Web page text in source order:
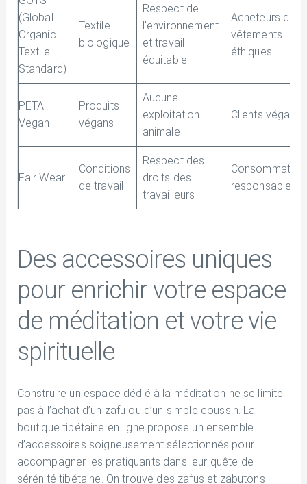
(Global
Organic
Textile
Standard)
Textile
biologique
Respect de
l’environnement
et travail
équitable
Acheteurs de
vêtements
éthiques
PETA
Vegan
Produits
végans
Aucune
exploitation
animale
Clients végans
Fair Wear
Conditions
de travail
Respect des
droits des
travailleurs
responsables
Des accessoires uniques
pour enrichir votre espace
de méditation et votre vie
spirituelle
Construire un espace dédié à la méditation ne se limite
pas à l’achat d’un zafu ou d’un simple coussin. La
boutique tibétaine en ligne propose un ensemble
d’accessoires soigneusement sélectionnés pour
accompagner les pratiquants dans leur quête de
sérénité tibétaine. On trouve des zafus et zabutons